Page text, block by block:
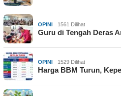
OPINI 1561 Dilihat
Guru di Tengah Deras
OPINI 1529 Dilihat
Harga BBM Turun,